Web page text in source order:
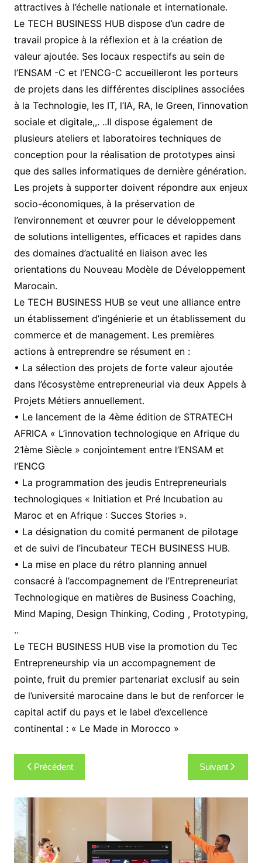
attractives à l’échelle nationale et internationale.
Le TECH BUSINESS HUB dispose d’un cadre de
travail propice à la réflexion et à la création de
valeur ajoutée. Ses locaux respectifs au sein de
l’ENSAM -C et l’ENCG-C accueilleront les porteurs
de projets dans les différentes disciplines associées
à la Technologie, les IT, l’IA, RA, le Green, l’innovation
sociale et digitale,,. ..Il dispose également de
plusieurs ateliers et laboratoires techniques de
conception pour la réalisation de prototypes ainsi
que des salles informatiques de dernière génération.
Les projets à supporter doivent répondre aux enjeux
socio-économiques, à la préservation de
l’environnement et œuvrer pour le développement
de solutions intelligentes, efficaces et rapides dans
des domaines d’actualité en liaison avec les
orientations du Nouveau Modèle de Développement
Marocain.
Le TECH BUSINESS HUB se veut une alliance entre
un établissement d’ingénierie et un établissement du
commerce et de management. Les premières
actions à entreprendre se résument en :
• La sélection des projets de forte valeur ajoutée
dans l’écosystème entrepreneurial via deux Appels à
Projets Métiers annuellement.
• Le lancement de la 4ème édition de STRATECH
AFRICA « L’innovation technologique en Afrique du
21ème Siècle » conjointement entre l’ENSAM et
l’ENCG
• La programmation des jeudis Entrepreneurials
technologiques « Initiation et Pré Incubation au
Maroc et en Afrique : Succes Stories ».
• La désignation du comité permanent de pilotage
et de suivi de l’incubateur TECH BUSINESS HUB.
• La mise en place du rétro planning annuel
consacré à l’accompagnement de l’Entrepreneuriat
Technologique en matières de Business Coaching,
Mind Maping, Design Thinking, Coding , Prototyping,
..
Le TECH BUSINESS HUB vise la promotion du Tec
Entrepreneurship via un accompagnement de
pointe, fruit du premier partenariat exclusif au sein
de l’université marocaine dans le but de renforcer le
capital actif du pays et le label d’excellence
continental : « Le Made in Morocco »
Navigation
de
l’article
Précédent Suivant